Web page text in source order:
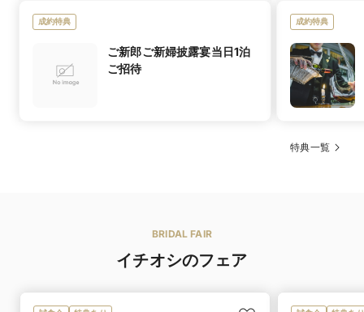
成約特典
ご新郎ご新婦披露宴当日1泊
ご招待
成約特典
特典一覧
BRIDAL FAIR
イチオシのフェア